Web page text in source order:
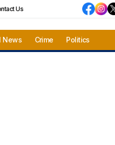
Us
News Crime Politics